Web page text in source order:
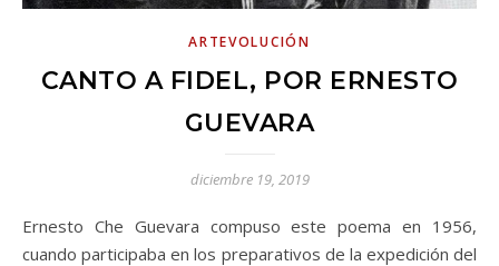
ARTEVOLUCIÓN
CANTO A FIDEL, POR ERNESTO
GUEVARA
diciembre 19, 2019
Ernesto Che Guevara compuso este poema en 1956,
cuando participaba en los preparativos de la expedición del